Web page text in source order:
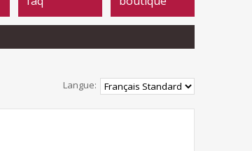
Langue: